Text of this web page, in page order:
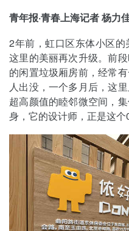
青年报·青春上海记者 杨力
2年前，虹口区东体小区的
这里的美丽再次升级。前
的闲置垃圾厢房前，经常
人出没，一个多月后，这
超高颜值的睦邻微空间，
身，它的设计师，正是这个